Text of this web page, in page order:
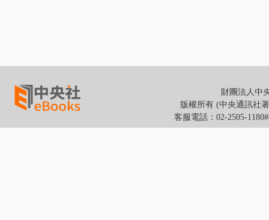
財團法人中
版權所有 (中央通訊社
客服電話：02-2505-